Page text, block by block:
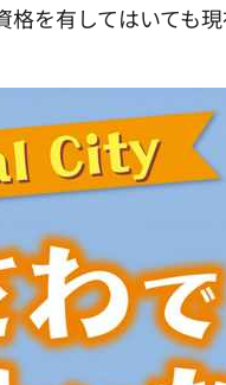
を有してはいても